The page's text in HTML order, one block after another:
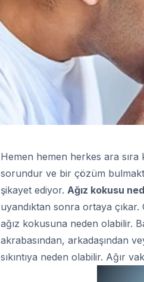
Hemen hemen herkes ara sıra
sorundur ve bir çözüm
şikayet ediyor. Ağız kokusu
uyandıktan sonra ortaya çıkar.
ağız kokusuna neden olabilir.
akrabasından, arkadaşından
sıkıntıya neden olabilir. Ağır